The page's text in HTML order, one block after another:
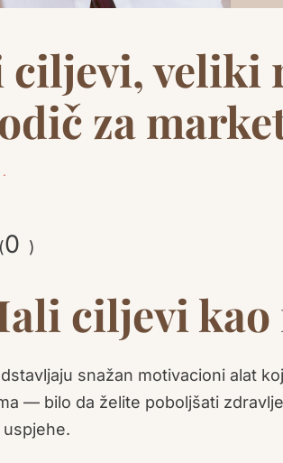
ciljevi, veliki
za
(0 )
ciljevi
snažan motivacioni alat
— bilo da želite poboljšati